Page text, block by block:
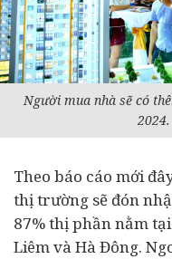
Người mua nhà sẽ có
Theo báo cáo mới
thị trường sẽ đón
87% thị phần nằm
Liêm và Hà Đông.